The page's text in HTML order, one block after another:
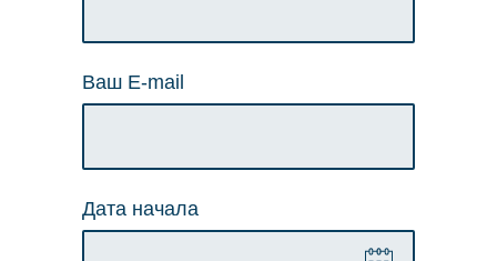
Ваш E-mail
Дата начала